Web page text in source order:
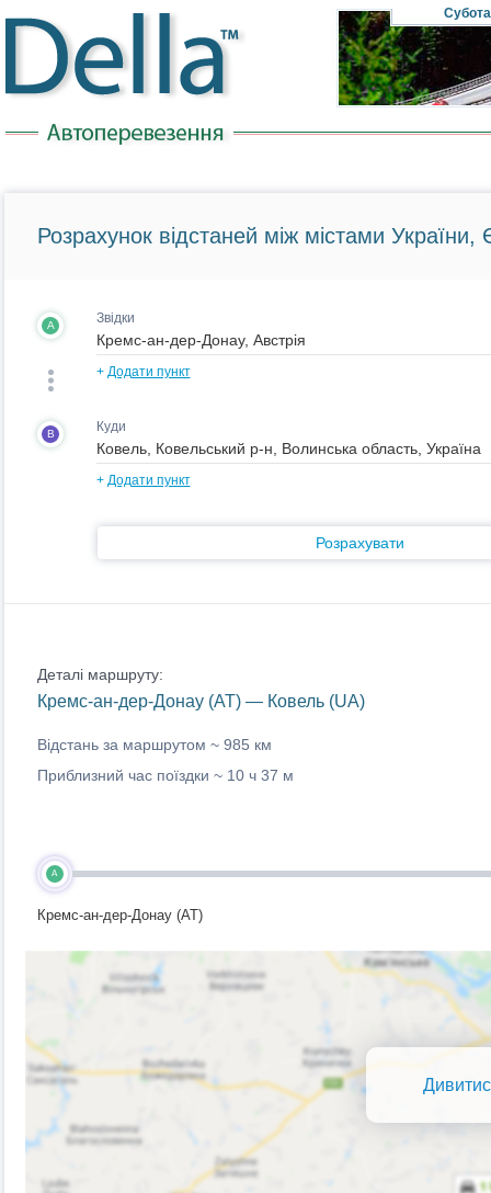
Субота
Розрахунок відстаней між містами України,
A Звідки
+ Додати пункт
B Куди
+ Додати пункт
Розрахувати
Деталі маршруту:
Кремс-ан-дер-Донау (AT) — Ковель (UA)
Відстань за маршрутом ~ 985 км
Приблизний час поїздки ~ 10 ч 37 м
A
Кремс-ан-дер-Донау (AT)